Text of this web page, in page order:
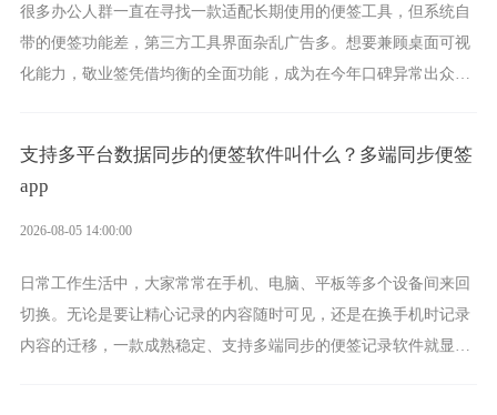
很多办公人群一直在寻找一款适配长期使用的便签工具，但系统自
带的便签功能差，第三方工具界面杂乱广告多。想要兼顾桌面可视
化能力，敬业签凭借均衡的全面功能，成为在今年口碑异常出众的
支持多平台数据同步的便签软件叫什么？多端同步便签
app
2026-08-05 14:00:00
日常工作生活中，大家常常在手机、电脑、平板等多个设备间来回
切换。无论是要让精心记录的内容随时可见，还是在换手机时记录
内容的迁移，一款成熟稳定、支持多端同步的便签记录软件就显得